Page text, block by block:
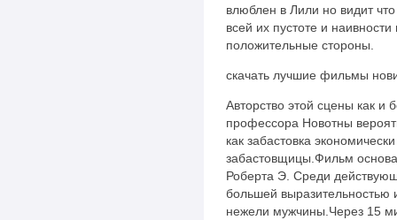
влюблен в Лили но видит
всей их пустоте и
положительные стороны.
скачать лучшие фильмы
Авторство этой сцены как и
профессора Новотны
как забастовка
забастовщицы.Фильм
Роберта Э. Среди
большей выразительностью
нежели мужчины.Через 15